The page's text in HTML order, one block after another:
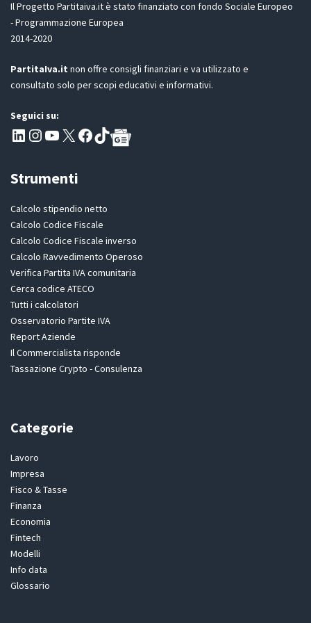
P
R
*
Il Progetto Partitaiva.it è stato finanziato con fondo Sociale Europeo
- Programmazione Europea
2014-2020
PartitaIva.it non offre consigli finanziari e va utilizzato e
consultato solo per scopi educativi e informativi.
Seguici su:
Pagina LinkedIn PartitaIva
Instagram
Canale YouTube Evoluzione - Partitaiva.it
X Segui PartitaIva su Facebook
TikTok
Strumenti
Calcolo stipendio netto
Calcolo Codice Fiscale
Calcolo Codice Fiscale inverso
Calcolo Ravvedimento Operoso
Verifica Partita IVA comunitaria
Cerca codice ATECO
Tutti i calcolatori
Osservatorio Partite IVA
Report Aziende
Il Commercialista risponde
Tassazione Crypto - Consulenza
Categorie
Lavoro
Impresa
Fisco & Tasse
Finanza
Economia
Fintech
Modelli
Info data
Glossario